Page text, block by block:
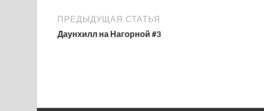
ПРЕДЫДУЩАЯ СТАТЬЯ
Даунхилл на Нагорной #3